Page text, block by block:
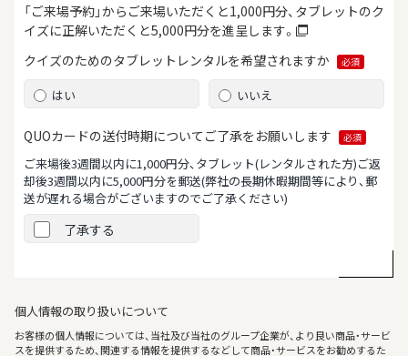
「ご来場予約」からご来場いただくと1,000円分、タブレットのク
イズに正解いただくと5,000円分を進呈します。
クイズのためのタブレット レンタルを希望されますか 必須
はい いいえ
QUOカードの送付時期について ご了承をお願いします 必須
ご来場後3週間以内に1,000円分、タブレット(レンタルされた方)ご返
却後3週間以内に5,000円分を郵送(弊社の長期休暇期間等により、郵
送が遅れる場合がございますのでご了承ください)
了承する
個人情報の取り扱いについて
お客様の個人情報については、当社及び当社のグループ企業が、より良い商品・サービ
スを提供するため、関連する情報を提供するなどして商品・サービスをお勧めするた